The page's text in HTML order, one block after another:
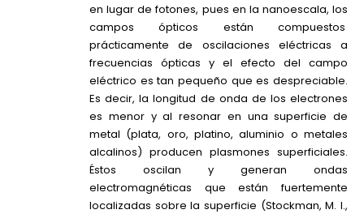
en lugar de fotones, pues en la nanoescala, los
campos ópticos están compuestos
prácticamente de oscilaciones eléctricas a
frecuencias ópticas y el efecto del campo
eléctrico es tan pequeño que es despreciable.
Es decir, la longitud de onda de los electrones
es menor y al resonar en una superficie de
metal (plata, oro, platino, aluminio o metales
alcalinos) producen plasmones superficiales.
Éstos oscilan y generan ondas
electromagnéticas que están fuertemente
localizadas sobre la superficie (Stockman, M. I.,